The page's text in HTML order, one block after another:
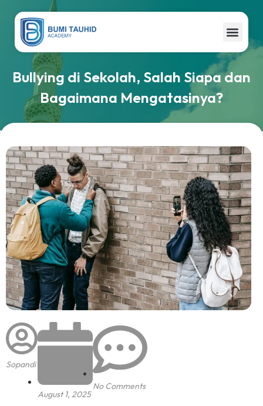
Bullying di Sekolah, Salah Siapa dan
Bagaimana Mengatasinya?
Sopandi
August 1, 2025
No Comments
Website ini di buat oleh RRDigital.id